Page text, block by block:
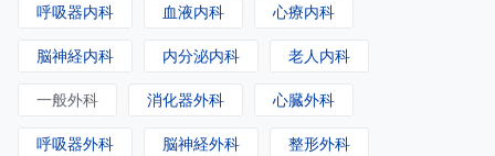
呼吸器内科 血液内科 心療内科
脳神経内科 内分泌内科 老人内科
一般外科 消化器外科 心臓外科
呼吸器外科 脳神経外科 整形外科